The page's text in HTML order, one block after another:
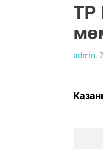
ТР
admin,